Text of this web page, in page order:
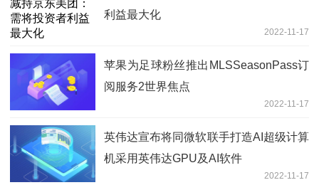
利益最大化
2022-11-17
苹果为足球粉丝推出MLSSeasonPass订
阅服务2世界焦点
2022-11-17
英伟达宣布将同微软联手打造AI超级计算
机采用英伟达GPU及AI软件
2022-11-17